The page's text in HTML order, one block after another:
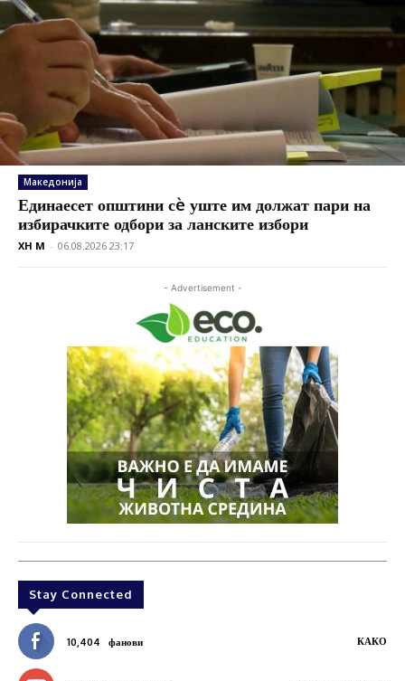
Македонија
Единаесет општини сè уште им должат пари на
избирачките одбори за ланските избори
XH M - 06.08.2026 23:17
- Advertisement -
Stay Connected
10,404 фанови КАКО